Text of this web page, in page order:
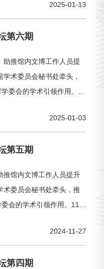
由馆长郑晶主持。郑晶馆
希望学委会专家继续为
2025-01-13
第六期
助推馆内文博工作人员提
术委员会秘书处牵头，
委会的学术引领作用。12
为《花树摇曳 钿钗生辉
学术讲坛。01 专家介绍
2025-01-03
第五期
推馆内文博工作人员提升
术委员会秘书处牵头，推
会的学术引领作用。11月
带来题为《水与中国文
南京大学人文社会科学
2024-11-27
第四期